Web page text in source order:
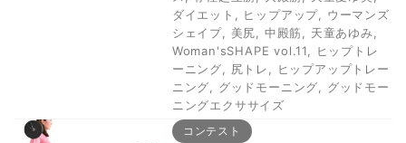
ダイエット
ヒップアップ
ウーマンズ
シェイプ, 美尻 中殿筋 天童あゆみ
Woman'sSHAPE vol.11
ヒップトレ
ーニング
尻トレ
ヒップアップトレー
ニング
グッドモーニング
グッドモー
ニングエクササイズ
コンテスト